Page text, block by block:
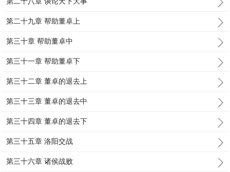
第二十九章 帮助董卓上
第三十章 帮助董卓中
第三十一章 帮助董卓下
第三十二章 董卓的退去上
第三十三章 董卓的退去中
第三十四章 董卓的退去下
第三十五章 洛阳交战
第三十六章 诸侯战败